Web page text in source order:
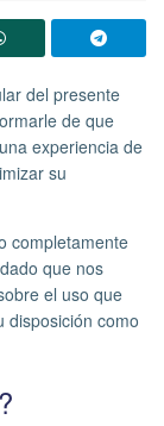
del presente
de que
experiencia de
su
completamente
que nos
el uso que
disposición como